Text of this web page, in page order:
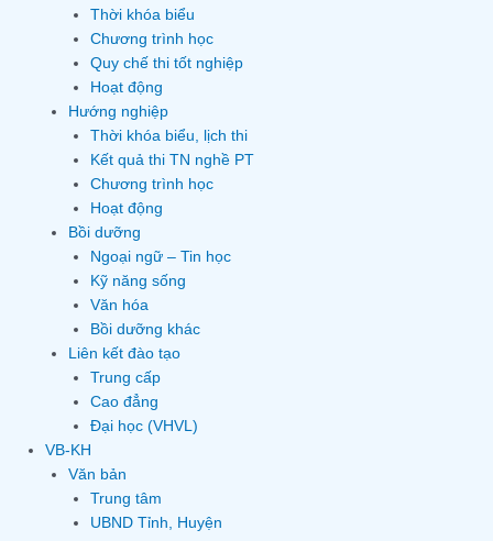
Thời khóa biểu
Chương trình học
Quy chế thi tốt nghiệp
Hoạt động
Hướng nghiệp
Thời khóa biểu, lịch thi
Kết quả thi TN nghề PT
Chương trình học
Hoạt động
Bồi dưỡng
Ngoại ngữ – Tin học
Kỹ năng sống
Văn hóa
Bồi dưỡng khác
Liên kết đào tạo
Trung cấp
Cao đẳng
Đại học (VHVL)
VB-KH
Văn bản
Trung tâm
UBND Tỉnh, Huyện